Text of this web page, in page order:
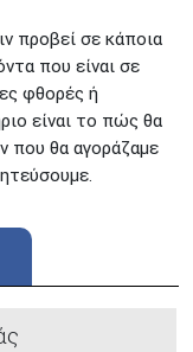
προβεί σε κάποια
που είναι σε
φθορές ή
είναι το πώς θα
που θα αγοράζαμε